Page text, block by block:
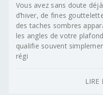
Vous avez sans doute
d’hiver, de fines
des taches sombres
les angles de votre
qualifie souvent
régi
LIRE